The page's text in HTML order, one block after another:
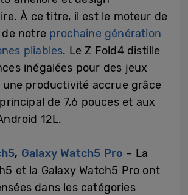
À ce titre, il est le moteur de
notre prochaine génération
pliables. Le Z Fold4 distille
inégalées pour des jeux
productivité accrue grâce
de 7,6 pouces et aux
12L.
, Galaxy Watch5 Pro – La
et la Galaxy Watch5 Pro ont
dans les catégories